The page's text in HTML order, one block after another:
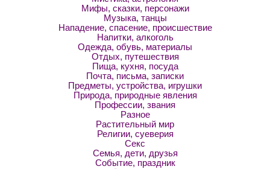
Мифы, сказки, персонажи
Музыка, танцы
Нападение, спасение, происшествие
Напитки, алкоголь
Одежда, обувь, материалы
Отдых, путешествия
Пища, кухня, посуда
Почта, письма, записки
Предметы, устройства, игрушки
Природа, природные явления
Профессии, звания
Разное
Растительный мир
Религии, суеверия
Секс
Семья, дети, друзья
Событие, праздник